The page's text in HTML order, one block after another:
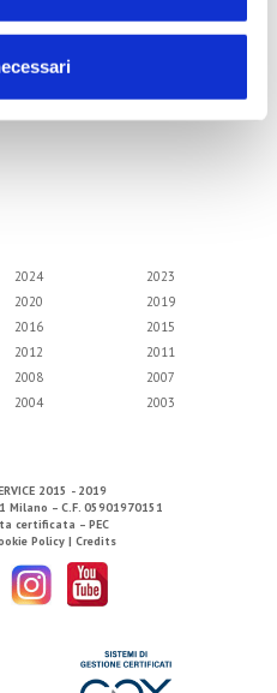
2024
2023
2020
2019
2016
2015
2012
2011
2008
2007
2004
2003
2015 - 2019
Milano – C.F. 05901970151
certificata – PEC
Policy | Credits